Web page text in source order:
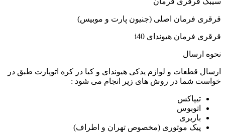
قرقری فرمان اصلی (جنیون پارت و موبیس)
قرقری فرمان هیوندای i40
نحوه ارسال
ارسال قطعات و لوازم یدکی هیوندای و کیا در کره اتوپارت طبق در
خواست شما در روش های زیر انجام می شود :
تیپاکس
اتوبوس
باربری
پیک موتوری (مخصوص تهران و اطراف)